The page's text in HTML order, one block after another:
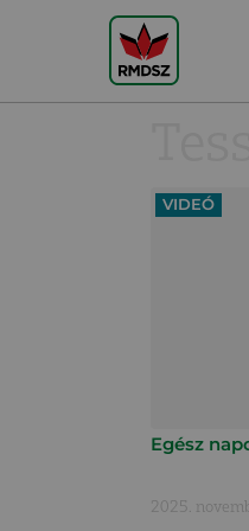
VIDEÓ
Egész
2025.